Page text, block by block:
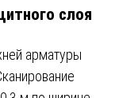
слоя
арматуры